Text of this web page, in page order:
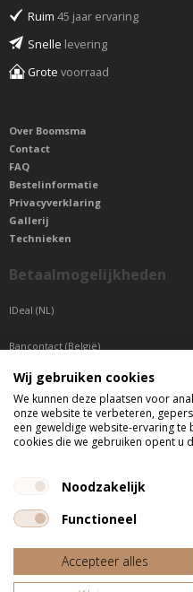
Ruim 45 jaar ervaring
Snelle levering
Grote voorraad
Over Boomsma
Contact
FAQ
Bestelinformatie
Privacyverklaring
Gallerij
Technieken
Betaalmogelijkheden
IDeal (NL)
Bancontact (België)
Sepa betaling (Overige landen)
Telefonisch bereikbaar
Website
Wij gebruiken cookies
We kunnen deze plaatsen voor
onze website te verbeteren,
een geweldige website-ervaring
cookies die we gebruiken opent u
Noodzakelijk
Functioneel
Accepteer alles